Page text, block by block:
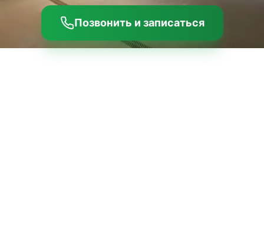
Позвонить и записаться